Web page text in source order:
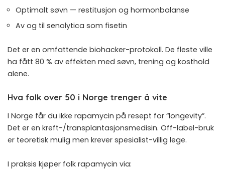
Optimalt søvn — restitusjon og hormonbalanse
Av og til senolytica som fisetin
Det er en omfattende biohacker-protokoll. De fleste ville
ha fått 80 % av effekten med søvn, trening og kosthold
alene.
Hva folk over 50 i Norge trenger å vite
I Norge får du ikke rapamycin på resept for “longevity”.
Det er en kreft-/transplantasjonsmedisin. Off-label-bruk
er teoretisk mulig men krever spesialist-villig lege.
I praksis kjøper folk rapamycin via: